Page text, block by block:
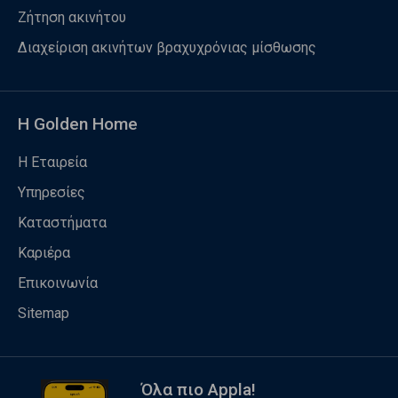
Ζήτηση ακινήτου
Διαχείριση ακινήτων βραχυχρόνιας μίσθωσης
Η Golden Home
Η Εταιρεία
Υπηρεσίες
Καταστήματα
Καριέρα
Επικοινωνία
Sitemap
Όλα πιο Appla!